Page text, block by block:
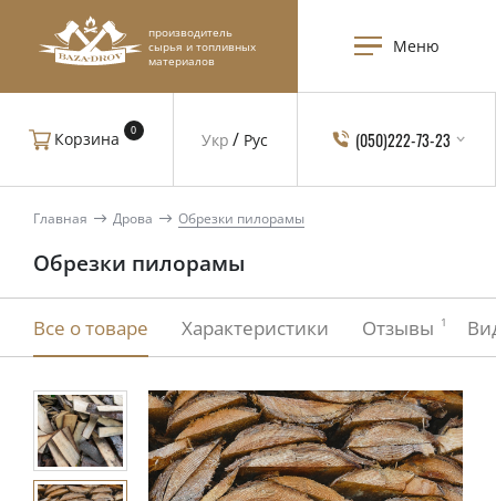
производитель
сырья и топливных
материалов
Меню
Укр Рус
Корзина 0 (050)222-73-23
Главная Дрова Обрезки пилорамы
Обрезки пилорамы
Все о товаре Характеристики Отзывы 1